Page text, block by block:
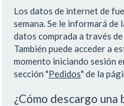
Los datos de internet de
semana. Se le informará de
datos comprada a través
También puede acceder a
momento iniciando sesión
sección "Pedidos" de la
¿Cómo descargo una